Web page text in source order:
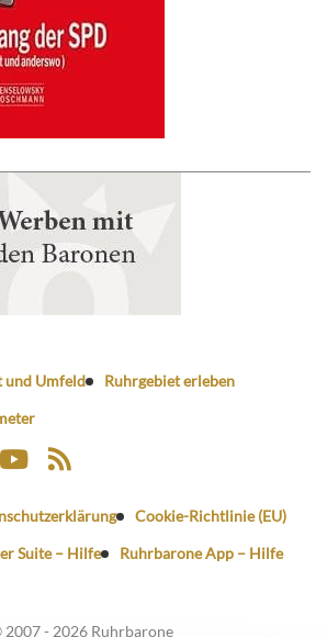
und Umfeld
Ruhrgebiet erleben
Cookie-Richtlinie (EU)
Suite – Hilfe
Ruhrbarone App – Hilfe
2007 - 2026 Ruhrbarone